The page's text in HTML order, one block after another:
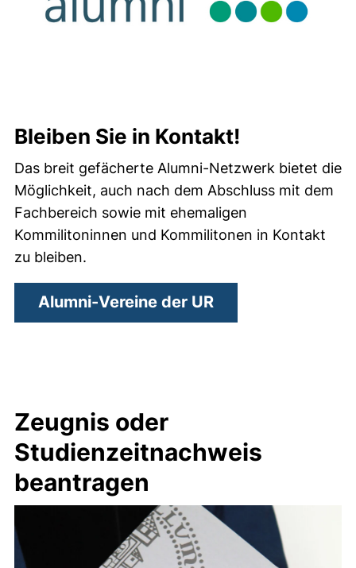
Bleiben Sie in Kontakt!
Das breit gefächerte Alumni-Netzwerk bietet die
Möglichkeit, auch nach dem Abschluss mit dem
Fachbereich sowie mit ehemaligen
Kommilitoninnen und Kommilitonen in Kontakt
zu bleiben.
Alumni-Vereine der UR
Zeugnis oder
Studienzeitnachweis
beantragen